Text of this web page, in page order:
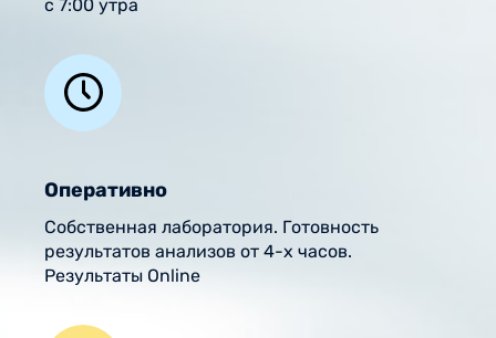
с 7:00 утра
Оперативно
Собственная лаборатория. Готовность
результатов анализов от 4-х часов.
Результаты Online